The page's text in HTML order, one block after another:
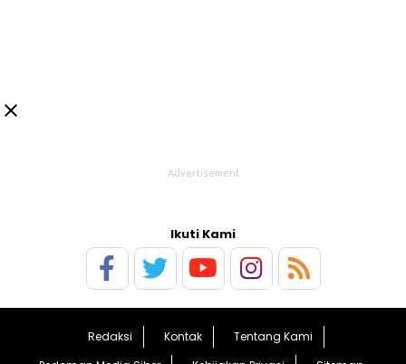

Ikuti Kami
Redaksi Kontak
Tentang Kami